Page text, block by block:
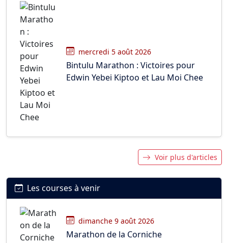
mercredi 5 août 2026
Bintulu Marathon : Victoires pour
Edwin Yebei Kiptoo et Lau Moi Chee
Voir plus d'articles
Les courses à venir
dimanche 9 août 2026
Marathon de la Corniche